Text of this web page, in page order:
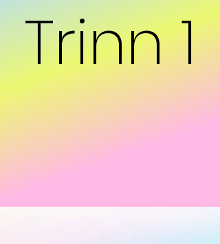
Trinn 1